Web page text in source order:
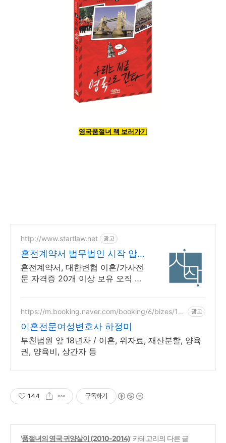
영국품절녀 책 보러가기
http://www.startlaw.net 광고
혼전계약서 법무법인 시작 압
도적인 이혼소송 승소사례
혼전계약서, 대한변협 이혼/가사전
문 자격증 20개 이상 보유 오직 이
https://m.booking.naver.com/booking/6/bizes/14
광고
이혼전문여성변호사 하정미
부천법원 앞 18년차 / 이혼, 위자료, 재산분할, 양육
권, 양육비, 상간자 등
144 구독하기
'품절녀의 영국 귀양살이 (2010-2014)' 카테고리의 다른 글